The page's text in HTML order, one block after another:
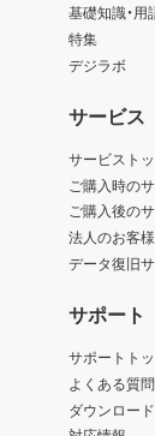
基礎知識・用
特集
デジラボ
サービス
サービスト
ご購入時の
ご購入後の
法人のお客
データ復旧
サポート
サポートト
よくある質問
ダウンロード